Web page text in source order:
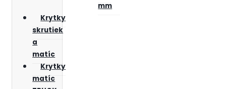
mm
Krytky
skrutiek
a
matíc
Krytky
matíc